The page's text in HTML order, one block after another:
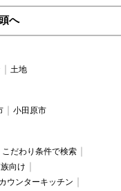
へ
土地
小田原市
こだわり条件で検索
向け
カウンターキッチン